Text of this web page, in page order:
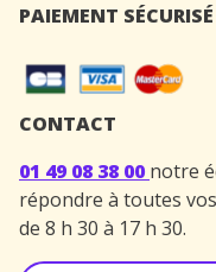
PAIEMENT SÉCURISÉ
CONTACT
01 49 08 38 00 notre
répondre à toutes
de 8 h 30 à 17 h 30.